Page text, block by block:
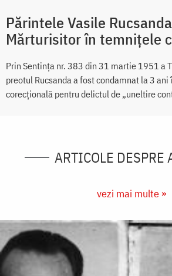
Părintele Vasile
Mărturisitor în temnițele
Prin Sentința nr. 383 din 31 martie 1951 a
preotul Rucsanda a fost condamnat la 3 ani
corecțională pentru delictul de „uneltire
ARTICOLE DESPRE
vezi mai multe »